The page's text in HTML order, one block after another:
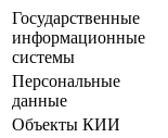
Государственные
информационные
системы
Персональные
данные
Объекты КИИ